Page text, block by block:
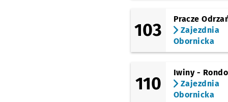
Różanka
Bezpieczna
103
Pracze
Zajezdnia
Obornicka
110
Iwiny - Rondo
Zajezdnia
Obornicka